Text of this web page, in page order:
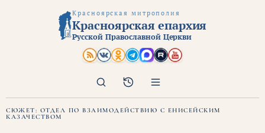
Красноярская митрополия
Красноярская епархия
Русской Православной Церкви
Архив
Поиск
СЮЖЕТ: ОТДЕЛ ПО ВЗАИМОДЕЙСТВИЮ С ЕНИСЕЙСКИМ
КАЗАЧЕСТВОМ